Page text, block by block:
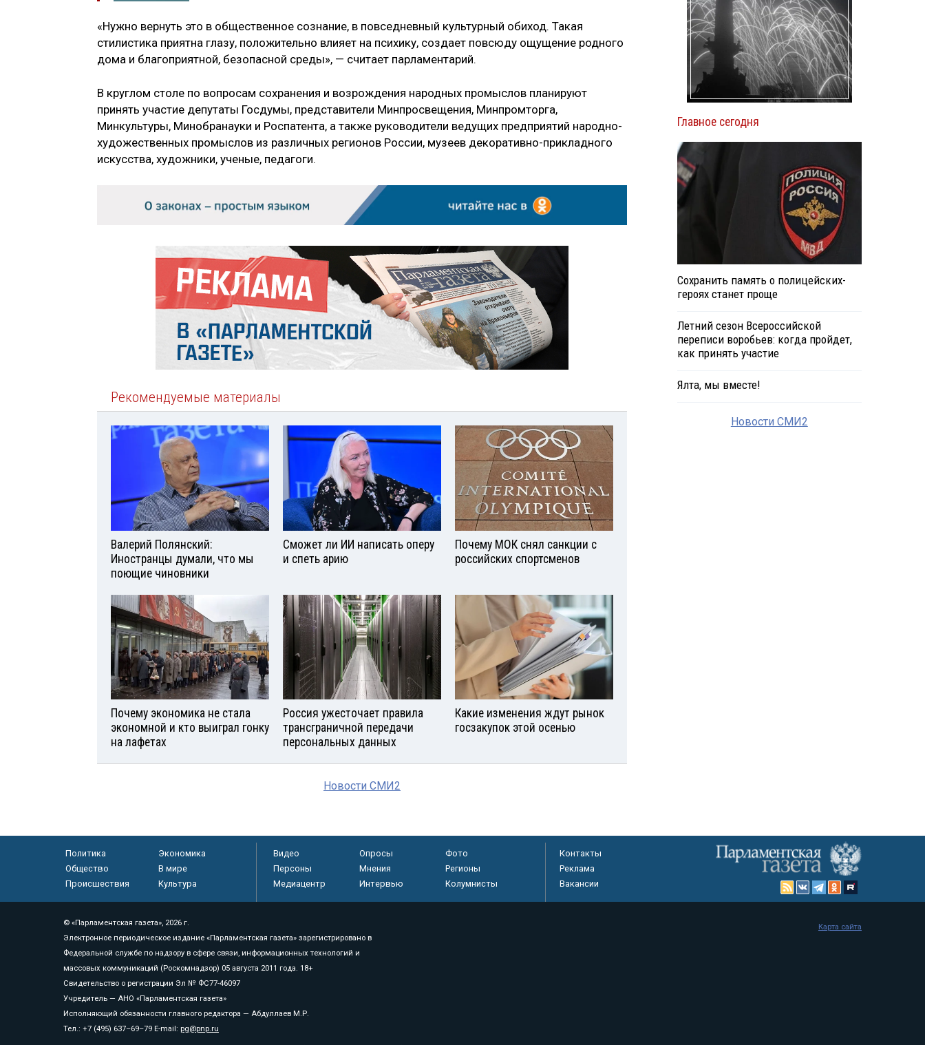
«Нужно вернуть это в общественное сознание, в повседневный культурный обиход. Такая
стилистика приятна глазу, положительно влияет на психику, создает повсюду ощущение родного
дома и благоприятной, безопасной среды», — считает парламентарий.
В круглом столе по вопросам сохранения и возрождения народных промыслов планируют
принять участие депутаты Госдумы, представители Минпросвещения, Минпромторга,
Минкультуры, Минобранауки и Роспатента, а также руководители ведущих предприятий народно-
художественных промыслов из различных регионов России, музеев декоративно-прикладного
искусства, художники, ученые, педагоги.
Рекомендуемые материалы
Валерий Полянский:
Иностранцы думали, что мы
поющие чиновники
Сможет ли ИИ написать оперу
и спеть арию
Почему МОК снял санкции с
российских спортсменов
Почему экономика не стала
экономной и кто выиграл гонку
на лафетах
Россия ужесточает правила
трансграничной передачи
персональных данных
Какие изменения ждут рынок
госзакупок этой осенью
Новости СМИ2
Главное сегодня
Сохранить память о полицейских-
героях станет проще
Летний сезон Всероссийской
переписи воробьев: когда пройдет,
как принять участие
Ялта, мы вместе!
Новости СМИ2
Политика
Экономика
Общество
В мире
Происшествия
Культура
Видео Опросы
Фото
Персоны
Мнения
Регионы
Медиацентр
Интервью Колумнисты
Контакты
Реклама
Вакансии
© «Парламентская газета», 2026 г.
Электронное периодическое издание «Парламентская газета» зарегистрировано в
Федеральной службе по надзору в сфере связи, информационных технологий и
массовых коммуникаций (Роскомнадзор) 05 августа 2011 года. 18+
Свидетельство о регистрации Эл № ФС77-46097
Учредитель — АНО «Парламентская газета»
Исполняющий обязанности главного редактора — Абдуллаев М.Р.
Тел.: +7 (495) 637–69–79 E-mail: pg@pnp.ru
Карта сайта